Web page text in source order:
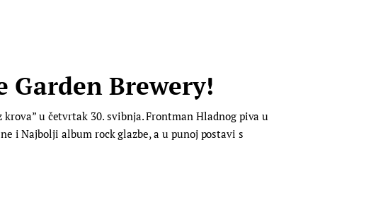
Garden Brewery!
u četvrtak 30. svibnja. Frontman Hladnog piva u
i Najbolji album rock glazbe, a u punoj postavi s